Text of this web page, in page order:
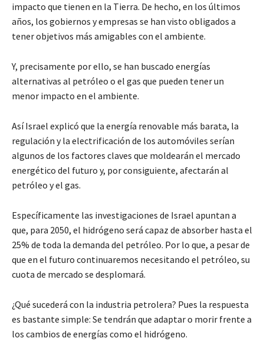
impacto que tienen en la Tierra. De hecho, en los últimos
años, los gobiernos y empresas se han visto obligados a
tener objetivos más amigables con el ambiente.
Y, precisamente por ello, se han buscado energías
alternativas al petróleo o el gas que pueden tener un
menor impacto en el ambiente.
Así Israel explicó que la energía renovable más barata, la
regulación y la electrificación de los automóviles serían
algunos de los factores claves que moldearán el mercado
energético del futuro y, por consiguiente, afectarán al
petróleo y el gas.
Específicamente las investigaciones de Israel apuntan a
que, para 2050, el hidrógeno será capaz de absorber hasta el
25% de toda la demanda del petróleo. Por lo que, a pesar de
que en el futuro continuaremos necesitando el petróleo, su
cuota de mercado se desplomará.
¿Qué sucederá con la industria petrolera? Pues la respuesta
es bastante simple: Se tendrán que adaptar o morir frente a
los cambios de energías como el hidrógeno.